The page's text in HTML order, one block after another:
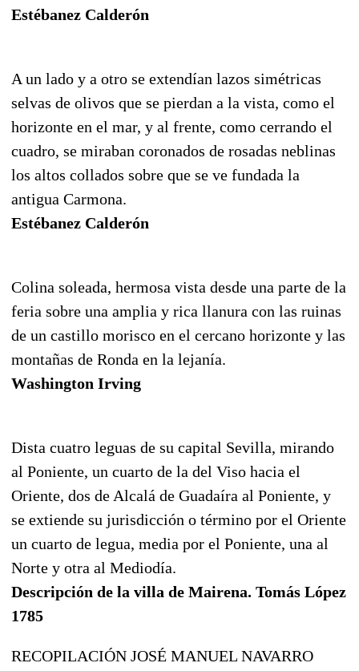
Estébanez Calderón
A un lado y a otro se extendían lazos simétricas
selvas de olivos que se pierdan a la vista, como el
horizonte en el mar, y al frente, como cerrando el
cuadro, se miraban coronados de rosadas neblinas
los altos collados sobre que se ve fundada la
antigua Carmona.
Estébanez Calderón
Colina soleada, hermosa vista desde una parte de la
feria sobre una amplia y rica llanura con las ruinas
de un castillo morisco en el cercano horizonte y las
montañas de Ronda en la lejanía.
Washington Irving
Dista cuatro leguas de su capital Sevilla, mirando
al Poniente, un cuarto de la del Viso hacia el
Oriente, dos de Alcalá de Guadaíra al Poniente, y
se extiende su jurisdicción o término por el Oriente
un cuarto de legua, media por el Poniente, una al
Norte y otra al Mediodía.
Descripción de la villa de Mairena. Tomás López
1785
RECOPILACIÓN JOSÉ MANUEL NAVARRO